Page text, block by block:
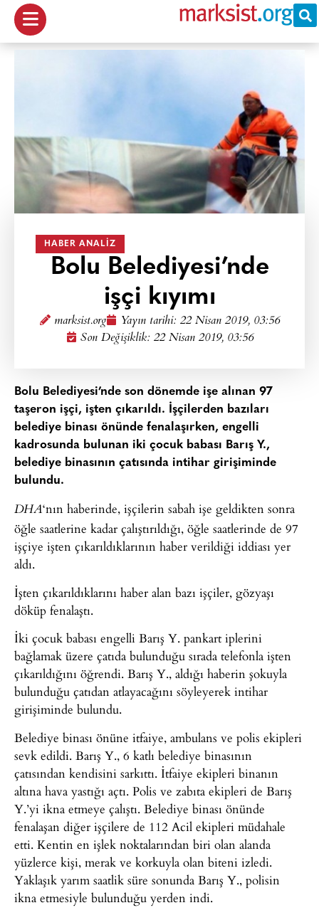
HABER ANALIZ
Bolu Belediyesi’nde
işçi kıyımı
marksist.org Yayın tarihi: 22 Nisan 2019, 03:56
Son Değişiklik: 22 Nisan 2019, 03:56
Bolu Belediyesi’nde son dönemde işe alınan 97
taşeron işçi, işten çıkarıldı. İşçilerden bazıları
belediye binası önünde fenalaşırken, engelli
kadrosunda bulunan iki çocuk babası Barış Y.,
belediye binasının çatısında intihar girişiminde
bulundu.
DHA‘nın haberinde, işçilerin sabah işe geldikten sonra
öğle saatlerine kadar çalıştırıldığı, öğle saatlerinde de 97
işçiye işten çıkarıldıklarının haber verildiği iddiası yer
aldı.
İşten çıkarıldıklarını haber alan bazı işçiler, gözyaşı
döküp fenalaştı.
İki çocuk babası engelli Barış Y. pankart iplerini
bağlamak üzere çatıda bulunduğu sırada telefonla işten
çıkarıldığını öğrendi. Barış Y., aldığı haberin şokuyla
bulunduğu çatıdan atlayacağını söyleyerek intihar
girişiminde bulundu.
Belediye binası önüne itfaiye, ambulans ve polis ekipleri
sevk edildi. Barış Y., 6 katlı belediye binasının
çatısından kendisini sarkıttı. İtfaiye ekipleri binanın
altına hava yastığı açtı. Polis ve zabıta ekipleri de Barış
Y.’yi ikna etmeye çalıştı. Belediye binası önünde
fenalaşan diğer işçilere de 112 Acil ekipleri müdahale
etti. Kentin en işlek noktalarından biri olan alanda
yüzlerce kişi, merak ve korkuyla olan biteni izledi.
Yaklaşık yarım saatlik süre sonunda Barış Y., polisin
ikna etmesiyle bulunduğu yerden indi.